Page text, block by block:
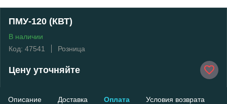
ПМУ-120 (КВТ)
В наличии
Код: 47541
Розница
Цену уточняйте
Описание Доставка Оплата Условия возврата